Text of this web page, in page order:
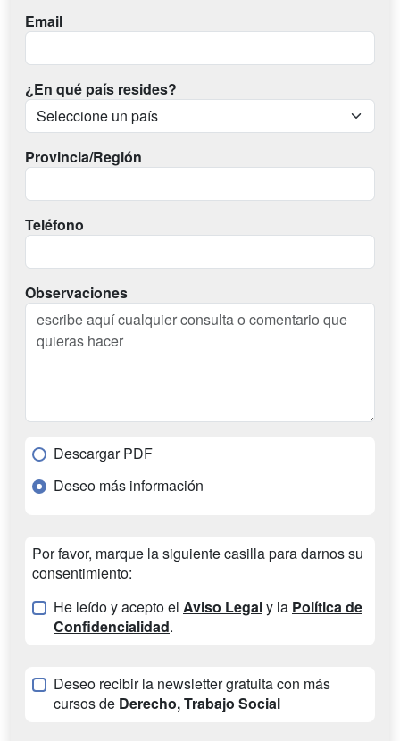
Email
¿En qué país resides?
Provincia/Región
Teléfono
Observaciones
Descargar PDF
Deseo más información
Por favor, marque la siguiente casilla para darnos su
consentimiento:
He leído y acepto el Aviso Legaly la Política de
Confidencialidad.
Deseo recibir la newsletter gratuita con más
cursos de Derecho, Trabajo Social